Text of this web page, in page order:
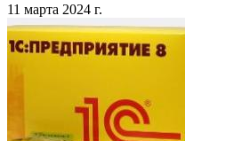
11 марта 2024 г.